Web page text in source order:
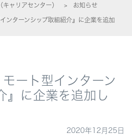
ャリアセンター） お知らせ
ンターンシップ取組紹介』に企業を追加
ート型インターン
』に企業を追加し
2020年12月25日